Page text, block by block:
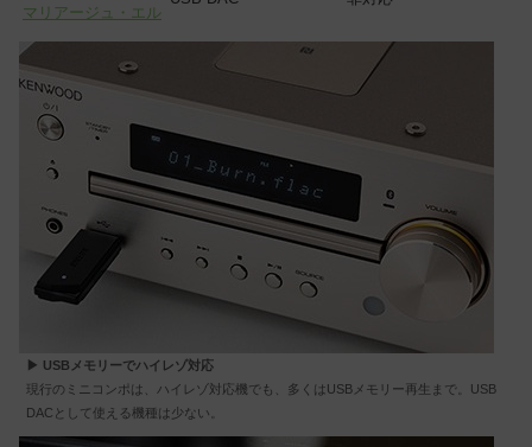
マリアージュ・エル
▶ USBメモリーでハイレゾ対応
現行のミニコンポは、ハイレゾ対応機でも、多くはUSBメモリー再生まで。USB
DACとして使える機種は少ない。